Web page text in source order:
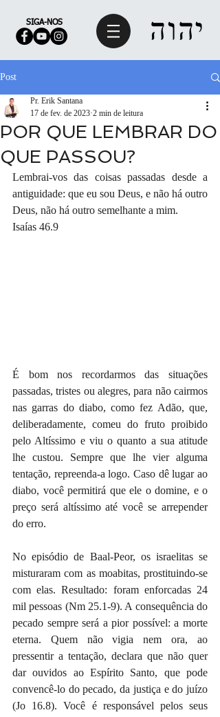
SIGA-NOS
Post
POR QUE LEMBRAR DO
QUE PASSOU?
Pr. Erik Santana
17 de fev. de 2023 2 min de leitura
Lembrai-vos das coisas passadas desde a
antiguidade: que eu sou Deus, e não há outro
Deus, não há outro semelhante a mim.
Isaías 46.9
É bom nos recordarmos das situações
passadas, tristes ou alegres, para não cairmos
nas garras do diabo, como fez Adão, que,
deliberadamente, comeu do fruto proibido
pelo Altíssimo e viu o quanto a sua atitude
lhe custou. Sempre que lhe vier alguma
tentação, repreenda-a logo. Caso dê lugar ao
diabo, você permitirá que ele o domine, e o
preço será altíssimo até você se arrepender
do erro.
No episódio de Baal-Peor, os israelitas se
misturaram com as moabitas, prostituindo-se
com elas. Resultado: foram enforcadas 24
mil pessoas (Nm 25.1-9). A consequência do
pecado sempre será a pior possível: a morte
eterna. Quem não vigia nem ora, ao
pressentir a tentação, declara que não quer
dar ouvidos ao Espírito Santo, que pode
convencê-lo do pecado, da justiça e do juízo
(Jo 16.8). Você é responsável pelos seus